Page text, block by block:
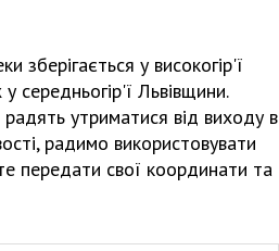
зберігається у високогір'ї
середньогір'ї Львівщини.
утриматися від виходу в
радимо використовувати
передати свої координати та